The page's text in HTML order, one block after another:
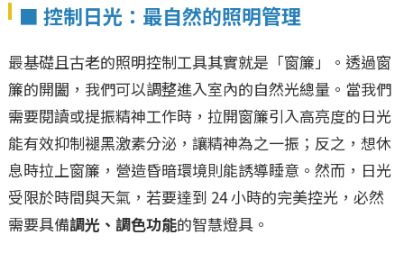
■ 控制日光：最自然的照明管理
最基礎且古老的照明控制工具其實就是「窗簾」。透過窗
簾的開闔，我們可以調整進入室內的自然光總量。當我們
需要閱讀或提振精神工作時，拉開窗簾引入高亮度的日光
能有效抑制褪黑激素分泌，讓精神為之一振；反之，想休
息時拉上窗簾，營造昏暗環境則能誘導睡意。然而，日光
受限於時間與天氣，若要達到 24 小時的完美控光，必然
需要具備調光、調色功能的智慧燈具。